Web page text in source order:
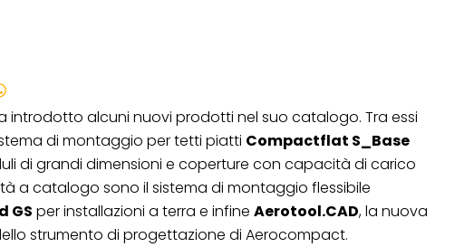
introdotto alcuni nuovi prodotti nel suo catalogo. Tra essi
di montaggio per tetti piatti Compactflat S_Base
di grandi dimensioni e coperture con capacità di carico
a catalogo sono il sistema di montaggio flessibile
GS per installazioni a terra e infine Aerotool.CAD, la nuova
strumento di progettazione di Aerocompact.